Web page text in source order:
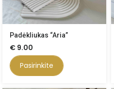
Padėkliukas “Aria”
€ 9.00
Pasirinkite